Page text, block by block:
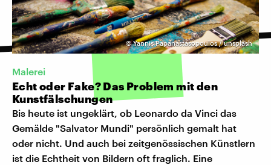
©Yannis Papanastasopoulos / unsplash
Malerei
Echt oder Fake? Das Problem mit den
Kunstfälschungen
Bis heute ist ungeklärt, ob Leonardo da Vinci das
Gemälde "Salvator Mundi" persönlich gemalt hat
oder nicht. Und auch bei zeitgenössischen Künstlern
ist die Echtheit von Bildern oft fraglich. Eine